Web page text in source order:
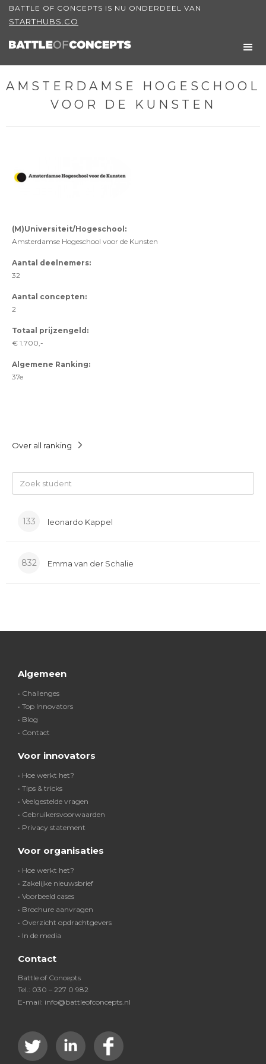
BATTLE OF CONCEPTS IS NU ONDERDEEL VAN
STARTHUBS.CO
AMSTERDAMSE HOGESCHOOL
VOOR DE KUNSTEN
(M)Universiteit/Hogeschool:
Amsterdamse Hogeschool voor de Kunsten
Aantal deelnemers:
32
Aantal concepten:
2
Totaal prijzengeld:
€ 1.700,-
Algemene Ranking:
37e
Over all ranking
133 leonardo Kappel
832 Emma van der Schalie
Algemeen
• Challenges
• Top Innovators
• Blog
• Contact
Voor innovators
• Hoe werkt het?
• Tips & tricks
• Veelgestelde vragen
• Gebruikersvoorwaarden
• Privacy statement
Voor organisaties
• Hoe werkt het?
• Zakelijke nieuwsbrief
• Voorbeeld cases
• Brochure aanvragen
• Overzicht opdrachtgevers
• In de media
Contact
Battle of Concepts
Tel.: 030 – 227 0 982
E-mail: info@battleofconcepts.nl